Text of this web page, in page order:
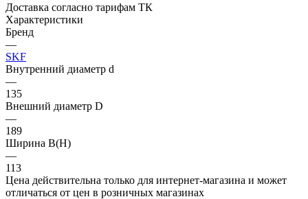
Доставка согласно тарифам ТК
Характеристики
Бренд
—
SKF
Внутренний диаметр d
—
135
Внешний диаметр D
—
189
Ширина B(H)
—
113
Цена действительна только для интернет-магазина и может
отличаться от цен в розничных магазинах